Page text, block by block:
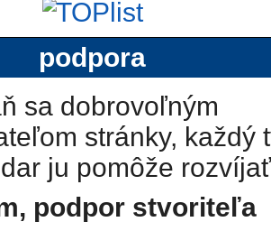
podpora
sa dobrovoľným
stránky, každý
ju pomôže
podpor stvoriteľa